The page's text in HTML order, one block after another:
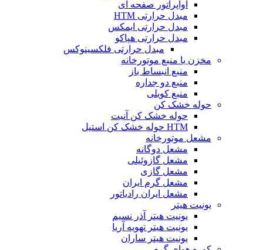
اواپراتور صفحه ای
مبدل حرارتی HTM
مبدل حرارتی ایمکس
مبدل حرارتی هپاکو
مبدل حرارتی فلکسینوکس
مخزن یا منبع موتورخانه
منبع انبساط باز
منبع دو جداره
منبع کویلی
حوله خشک کن
حوله خشک کن آنیت
HTM حوله خشک کن استیل
مشعل موتورخانه
مشعل دوگانه
مشعل گازوئیلی
مشعل گازی
مشعل گرم ایران
مشعل ایران رادیاتور
یونیت هیتر
یونیت هیتر آذر نسیم
یونیت هیتر تهویه آریا
یونیت هیتر ساران